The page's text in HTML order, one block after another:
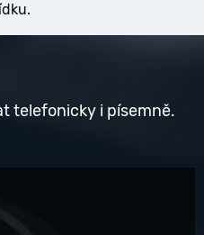
telefonicky i písemně.